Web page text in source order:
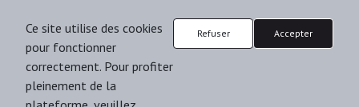
Support & Customization by LIBCOM
Platform & Workflow by OJS/PKP
Ce site utilise des cookies
pour fonctionner
correctement. Pour profiter
pleinement de la
Refuser Accepter